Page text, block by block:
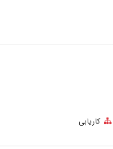
کاریابی